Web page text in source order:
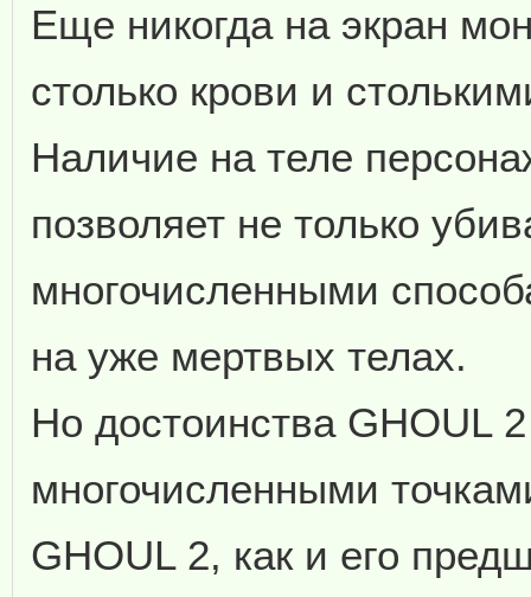
Еще никогда на экран
столько крови и
Наличие на теле
позволяет не только
многочисленными
на уже мертвых телах.
Но достоинства GHOUL
многочисленными
GHOUL 2, как и его